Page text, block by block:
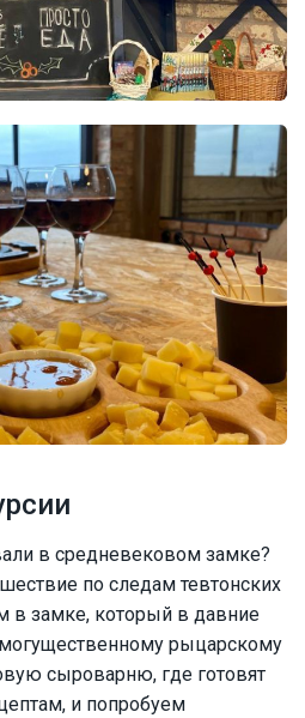
в средневековом замке?
по следам тевтонских
замке, который в давние
рыцарскому
сыроварню, где готовят
и попробуем